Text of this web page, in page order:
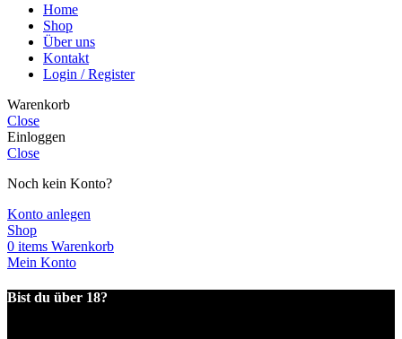
Home
Shop
Über uns
Kontakt
Login / Register
Warenkorb
Close
Einloggen
Close
Noch kein Konto?
Konto anlegen
Shop
0 items Warenkorb
Mein Konto
Bist du über 18?